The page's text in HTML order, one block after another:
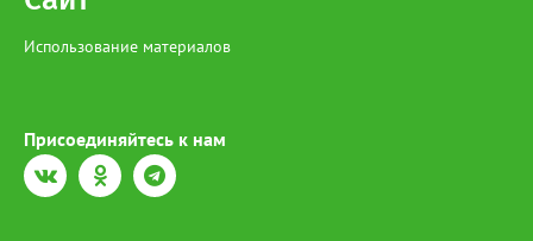
традиционных промыслов. С его помощью жители могут
продвигать национальную продукцию, реализовывать товары
экскурсий, чтобы заранее запланировать путешествие по Югре
с посещением родовых угодий. При этом развитие цифровой
инфраструктуры расширяется и сопровождается поиском
Использование материалов
Присоединяйтесь к нам